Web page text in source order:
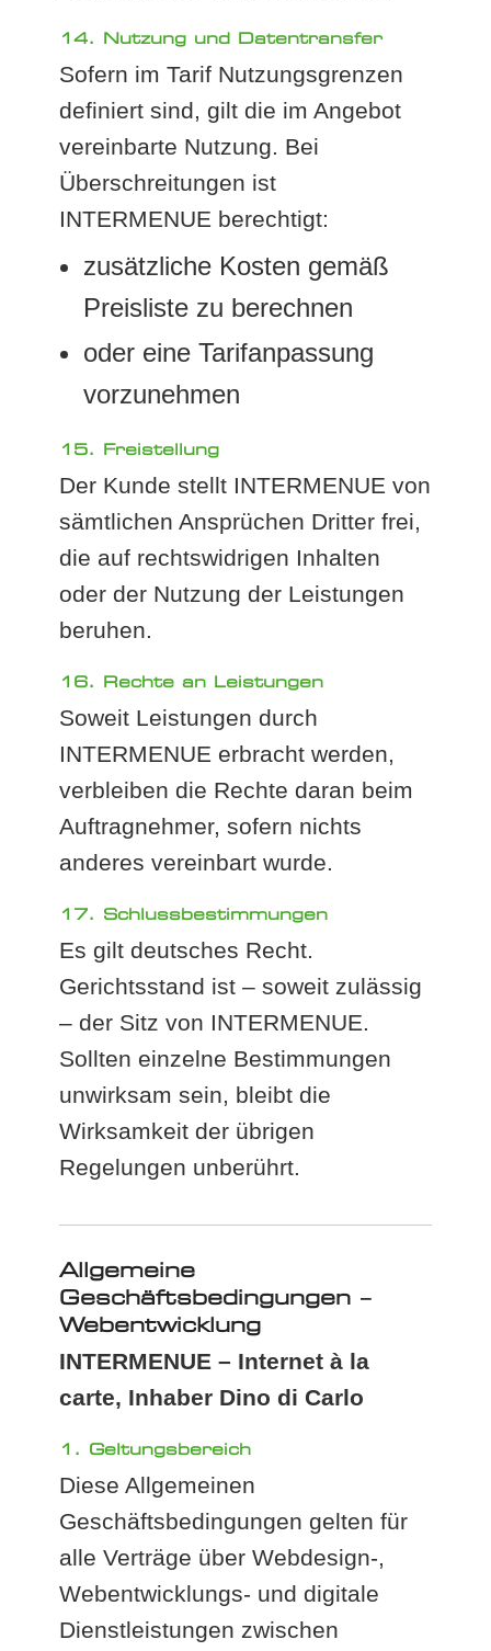
14. Nutzung und Datentransfer
Sofern im Tarif Nutzungsgrenzen
definiert sind, gilt die im Angebot
vereinbarte Nutzung. Bei
Überschreitungen ist
INTERMENUE berechtigt:
zusätzliche Kosten gemäß
Preisliste zu berechnen
oder eine Tarifanpassung
vorzunehmen
15. Freistellung
Der Kunde stellt INTERMENUE von
sämtlichen Ansprüchen Dritter frei,
die auf rechtswidrigen Inhalten
oder der Nutzung der Leistungen
beruhen.
16. Rechte an Leistungen
Soweit Leistungen durch
INTERMENUE erbracht werden,
verbleiben die Rechte daran beim
Auftragnehmer, sofern nichts
anderes vereinbart wurde.
17. Schlussbestimmungen
Es gilt deutsches Recht.
Gerichtsstand ist – soweit zulässig
– der Sitz von INTERMENUE.
Sollten einzelne Bestimmungen
unwirksam sein, bleibt die
Wirksamkeit der übrigen
Regelungen unberührt.
Allgemeine
Geschäftsbedingungen –
Webentwicklung
INTERMENUE – Internet à la
carte, Inhaber Dino di Carlo
1. Geltungsbereich
Diese Allgemeinen
Geschäftsbedingungen gelten für
alle Verträge über Webdesign-,
Webentwicklungs- und digitale
Dienstleistungen zwischen